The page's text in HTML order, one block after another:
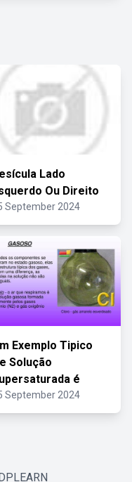
Lado
Ou Direito
September 2024
Exemplo Tipico
Solução
é
September 2024